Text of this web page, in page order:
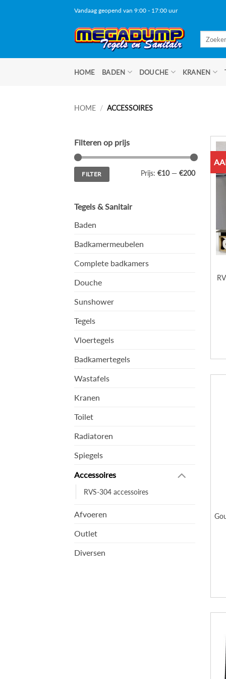
Vandaag geopend van 9:00 - 17:00 uur
HOME BADEN DOUCHE KRANEN
HOME / ACCESSOIRES
Filteren op prijs
Min.
prijs
Max.
prijsFILTER Prijs: €10— €200
Tegels & Sanitair
Baden
Badkamermeubelen
Complete badkamers
Douche
Sunshower
Tegels
Vloertegels
Badkamertegels
Wastafels
Kranen
Toilet
Radiatoren
Spiegels
Accessoires
RVS-304 accessoires
Afvoeren
Outlet
Diversen